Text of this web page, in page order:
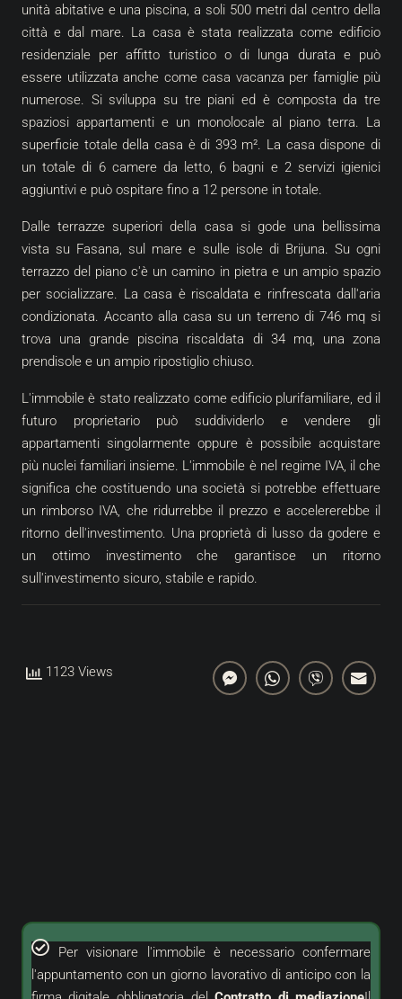
unità abitative e una piscina, a soli 500 metri dal centro della
città e dal mare. La casa è stata realizzata come edificio
residenziale per affitto turistico o di lunga durata e può
essere utilizzata anche come casa vacanza per famiglie più
numerose. Si sviluppa su tre piani ed è composta da tre
spaziosi appartamenti e un monolocale al piano terra. La
superficie totale della casa è di 393 m². La casa dispone di
un totale di 6 camere da letto, 6 bagni e 2 servizi igienici
aggiuntivi e può ospitare fino a 12 persone in totale.
Dalle terrazze superiori della casa si gode una bellissima
vista su Fasana, sul mare e sulle isole di Brijuna. Su ogni
terrazzo del piano c'è un camino in pietra e un ampio spazio
per socializzare. La casa è riscaldata e rinfrescata dall'aria
condizionata. Accanto alla casa su un terreno di 746 mq si
trova una grande piscina riscaldata di 34 mq, una zona
prendisole e un ampio ripostiglio chiuso.
L'immobile è stato realizzato come edificio plurifamiliare, ed il
futuro proprietario può suddividerlo e vendere gli
appartamenti singolarmente oppure è possibile acquistare
più nuclei familiari insieme. L'immobile è nel regime IVA, il che
significa che costituendo una società si potrebbe effettuare
un rimborso IVA, che ridurrebbe il prezzo e accelererebbe il
ritorno dell'investimento. Una proprietà di lusso da godere e
un ottimo investimento che garantisce un ritorno
sull'investimento sicuro, stabile e rapido.
1123 Views
Per visionare l'immobile è necessario confermare
l'appuntamento con un giorno lavorativo di anticipo con la